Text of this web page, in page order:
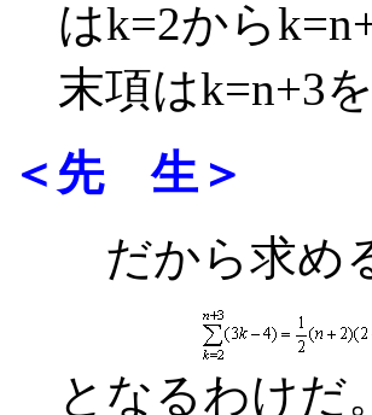
はk=2から
末項はk=n+3
＜先 生＞
だから求め
となるわけだ